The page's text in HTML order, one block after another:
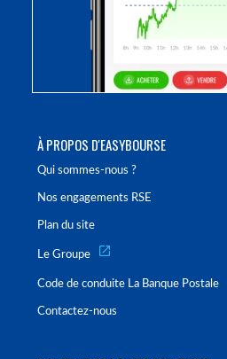
À PROPOS D'EASYBOURSE
Qui sommes-nous ?
Nos engagements RSE
Plan du site
Le Groupe
Code de conduite La Banque Postale
Contactez-nous